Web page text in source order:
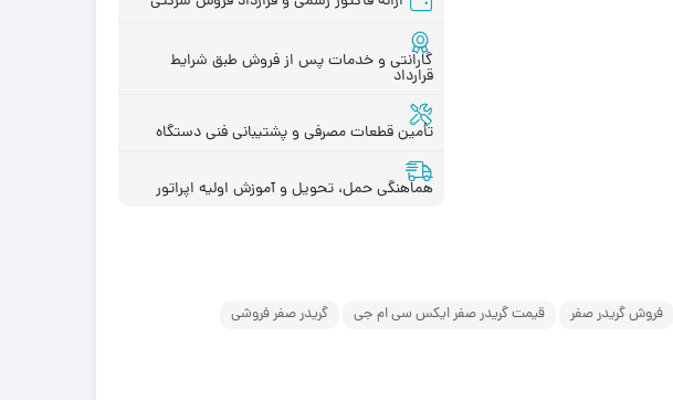
قطعات هیدرولیکی لیفتراک
لوازم یدکی لیفتراک
گارانتی و خدمات پس از فروش طبق شرایط
قرارداد
تأمین قطعات مصرفی و پشتیبانی فنی دستگاه
هماهنگی حمل، تحویل و آموزش اولیه اپراتور
فروش گریدر صفر قیمت گریدر صفر ایکس سی ام جی گریدر صفر فروشی